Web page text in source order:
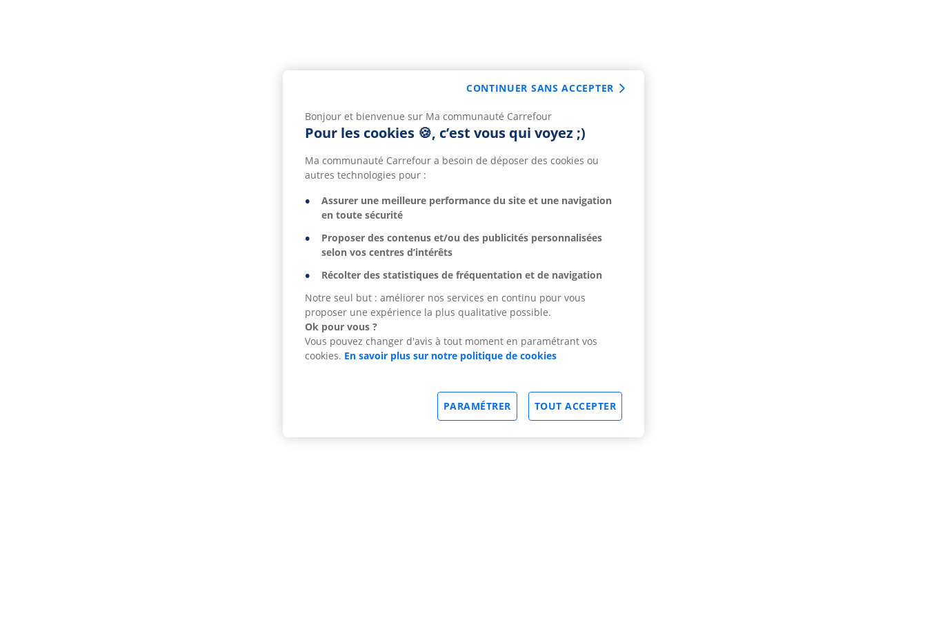
Bonjour et bienvenue sur Ma communauté Carrefour
Pour les cookies 🍪, c’est vous qui voyez ;)
Ma communauté Carrefour a besoin de déposer des cookies ou
autres technologies pour :
Assurer une meilleure performance du site et une navigation
en toute sécurité
Proposer des contenus et/ou des publicités personnalisées
selon vos centres d’intérêts
Récolter des statistiques de fréquentation et de navigation
Notre seul but : améliorer nos services en continu pour vous
proposer une expérience la plus qualitative possible.
Ok pour vous ?
Vous pouvez changer d'avis à tout moment en paramétrant vos
cookies. En savoir plus sur notre politique de cookies
TOUT ACCEPTER
PARAMÉTRER
CONTINUER SANS ACCEPTER